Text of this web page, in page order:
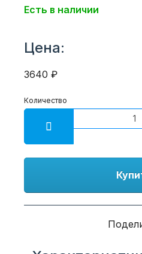
Есть в наличии
Цена:
3640 ₽
Количество